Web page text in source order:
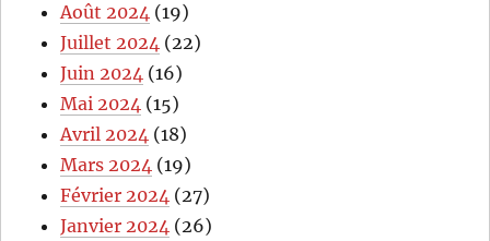
Août 2024 (19)
Juillet 2024 (22)
Juin 2024 (16)
Mai 2024 (15)
Avril 2024 (18)
Mars 2024 (19)
Février 2024 (27)
Janvier 2024 (26)